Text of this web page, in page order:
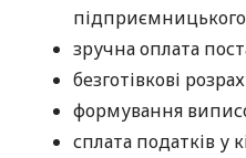
зручна оплата
безготівкові
формування
сплата податків у